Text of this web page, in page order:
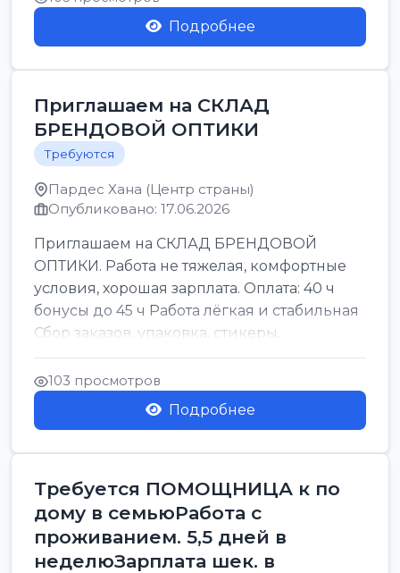
Подробнее
Приглашаем на СКЛАД
БРЕНДОВОЙ ОПТИКИ
Требуются
Пардес Хана (Центр страны)
Опубликовано: 17.06.2026
Приглашаем на СКЛАД БРЕНДОВОЙ
ОПТИКИ. Работа не тяжелая, комфортные
условия, хорошая зарплата. Оплата: 40 ч
бонусы до 45 ч Работа лёгкая и стабильная
Сбор заказов, упаковка, стикеры,
сортировка Воскре...
103 просмотров
Подробнее
Требуется ПОМОЩНИЦА к по
дому в семьюРабота с
проживанием. 5,5 дней в
неделюЗарплата шек. в